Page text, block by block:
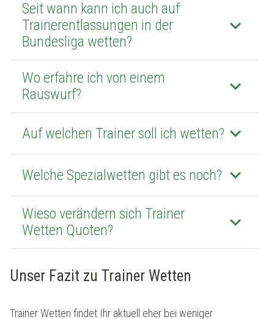
Seit wann kann ich auch auf
Trainerentlassungen in der
Bundesliga wetten?
keyboard_arrow_down
Wo erfahre ich von einem
Rauswurf?
keyboard_arrow_down
Auf welchen Trainer soll ich wetten? keyboard_arrow_down
Welche Spezialwetten gibt es noch? keyboard_arrow_down
Wieso verändern sich Trainer
Wetten Quoten?
keyboard_arrow_down
Unser Fazit zu Trainer Wetten
Trainer Wetten findet Ihr aktuell eher bei weniger